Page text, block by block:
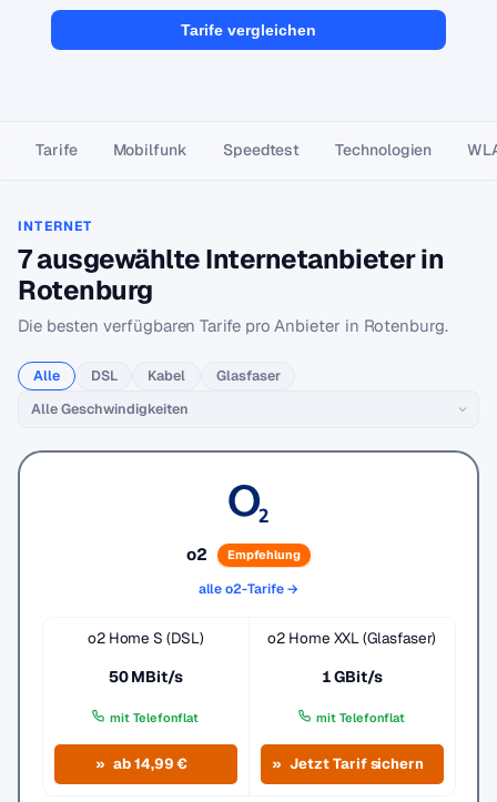
Tarife vergleichen
Tarife Mobilfunk Speedtest Technologien
INTERNET
7 ausgewählte Internetanbieter in
Rotenburg
Die besten verfügbaren Tarife pro Anbieter in Rotenburg.
Alle DSL Kabel Glasfaser
o2 Empfehlung
alle o2-Tarife →
o2 Home S (DSL)
50 MBit/s
mit Telefonflat
ab 14,99 €
o2 Home XXL (Glasfaser)
1 GBit/s
mit Telefonflat
Jetzt Tarif sichern